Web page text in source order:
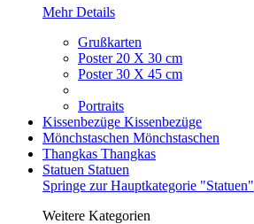
Mehr Details
Grußkarten
Poster 20 X 30 cm
Poster 30 X 45 cm
Portraits
Kissenbezüge Kissenbezüge
Mönchstaschen Mönchstaschen
Thangkas Thangkas
Statuen Statuen
Springe zur Hauptkategorie "Statuen"
Weitere Kategorien